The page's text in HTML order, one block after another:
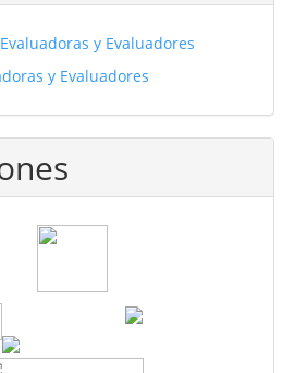
y Evaluadores
y Evaluadores